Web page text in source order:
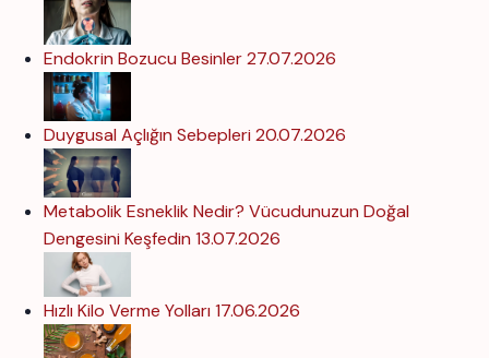
Endokrin Bozucu Besinler27.07.2026
Duygusal Açlığın Sebepleri 20.07.2026
Metabolik Esneklik Nedir? Vücudunuzun Doğal
Dengesini Keşfedin 13.07.2026
Hızlı Kilo Verme Yolları 17.06.2026